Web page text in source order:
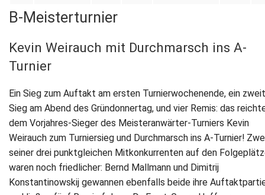
B-Meisterturnier
Kevin Weirauch mit Durchmarsch ins A-
Turnier
Ein Sieg zum Auftakt am ersten Turnierwochenende, ein
Sieg am Abend des Gründonnertag, und vier Remis: das
dem Vorjahres-Sieger des Meisteranwärter-Turniers Kevin
Weirauch zum Turniersieg und Durchmarsch ins A-Turnier!
seiner drei punktgleichen Mitkonkurrenten auf den
waren noch friedlicher: Bernd Mallmann und Dimitrij
Konstantinowskij gewannen ebenfalls beide ihre